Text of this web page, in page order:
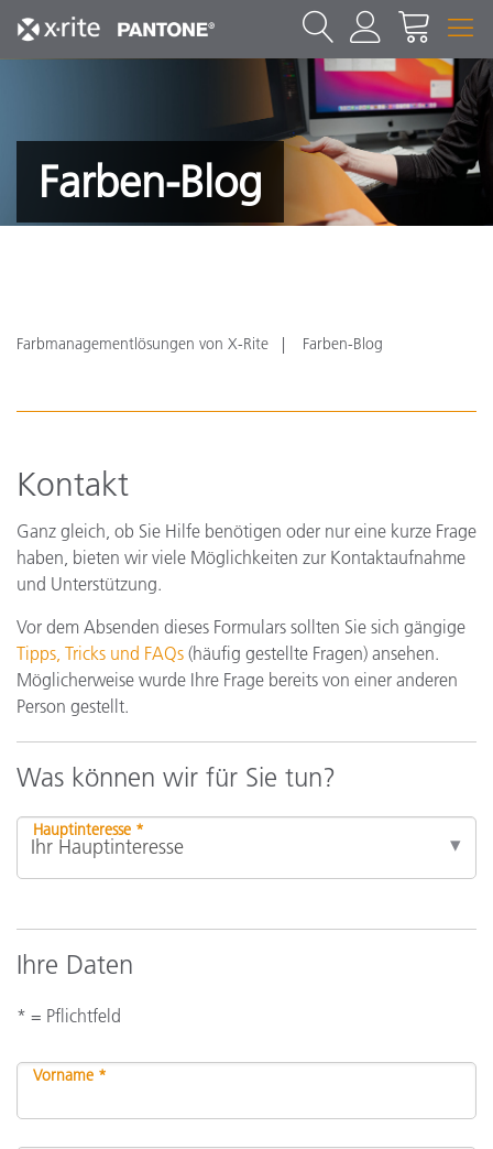
Farben-Blog
Farbmanagementlösungen von X-Rite Farben-Blog
Kontakt
Ganz gleich, ob Sie Hilfe benötigen oder nur eine kurze Frage
haben, bieten wir viele Möglichkeiten zur Kontaktaufnahme
und Unterstützung.
Vor dem Absenden dieses Formulars sollten Sie sich gängige
Tipps, Tricks und FAQs (häufig gestellte Fragen) ansehen.
Möglicherweise wurde Ihre Frage bereits von einer anderen
Person gestellt.
Was können wir für Sie tun?
Hauptinteresse *
Ihre Daten
* = Pflichtfeld
Vorname *